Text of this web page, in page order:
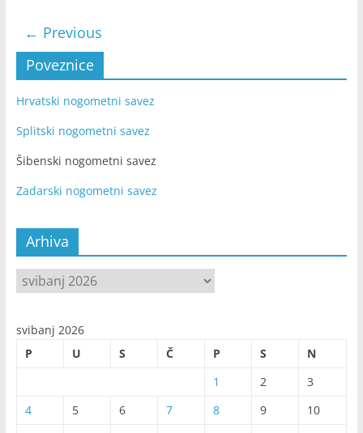
← Previous
Poveznice
Hrvatski nogometni savez
Splitski nogometni savez
Šibenski nogometni savez
Zadarski nogometni savez
Arhiva
Arhiva
svibanj 2026
P
U S Č P S
N
1
2
3
4
5 6 7 8 9
10